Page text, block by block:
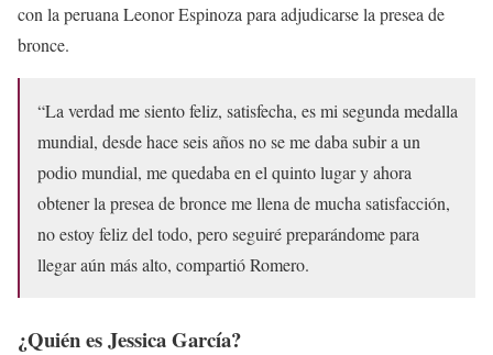
con la peruana Leonor Espinoza para adjudicarse la presea de
bronce.
“La verdad me siento feliz, satisfecha, es mi segunda medalla
mundial, desde hace seis años no se me daba subir a un
podio mundial, me quedaba en el quinto lugar y ahora
obtener la presea de bronce me llena de mucha satisfacción,
no estoy feliz del todo, pero seguiré preparándome para
llegar aún más alto, compartió Romero.
¿Quién es Jessica García?